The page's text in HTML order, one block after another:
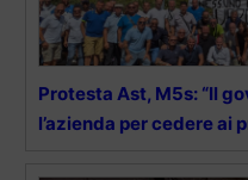
Protesta Ast, M5s: “Il
l’azienda per cedere ai